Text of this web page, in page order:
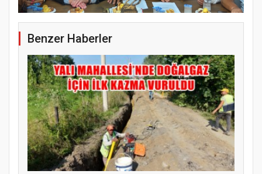
Benzer Haberler